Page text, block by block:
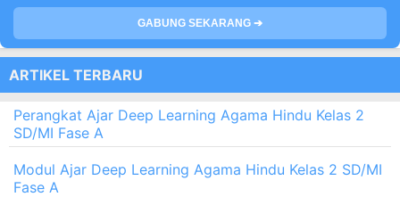
GABUNG SEKARANG ➔
ARTIKEL TERBARU
Perangkat Ajar Deep Learning Agama Hindu Kelas 2
SD/MI Fase A
Modul Ajar Deep Learning Agama Hindu Kelas 2 SD/MI
Fase A